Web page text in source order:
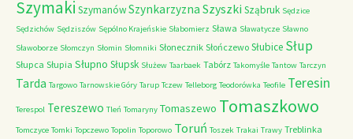
Szymaki SzymanówSzynkarzyzna Szyszki Sząbruk Sędzice
Sędzichów Sędziszów Sępólno Krajeńskie Słabomierz Sława Sławatycze Sławno
Sławoborze Słomczyn Słomin Słomniki Słonecznik Słończewo Słubice Słup
Słupca Słupia Słupno Słupsk Służew Taarbaek Tabórz Takomyśle Tantow Tarczyn
Tarda Targowo Tarnowskie Góry Tarup Tczew Telleborg Teodorówka Teofile Teresin
Terespol Tereszewo Tleń Tomaryny Tomaszewo Tomaszkowo
Tomczyce Tomki Topczewo Topolin Toporowo Toruń Toszek Trakai Trawy Treblinka